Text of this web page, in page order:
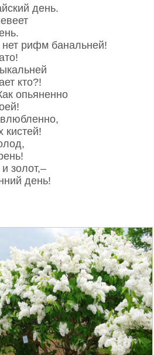
день.
рифм банальней!
кто?!
опьяненно
кистей!
золот,–
день!